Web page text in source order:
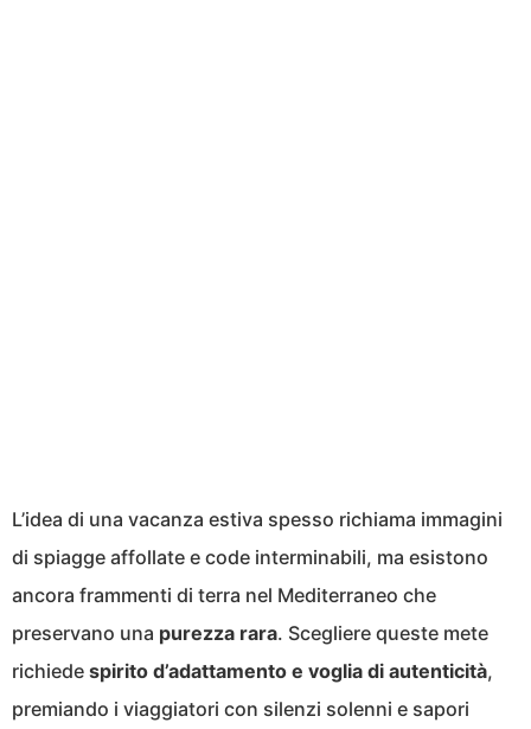
L’idea di una vacanza estiva spesso richiama immagini
di spiagge affollate e code interminabili, ma esistono
ancora frammenti di terra nel Mediterraneo che
preservano una purezza rara. Scegliere queste mete
richiede spirito d’adattamento e voglia di autenticità,
premiando i viaggiatori con silenzi solenni e sapori